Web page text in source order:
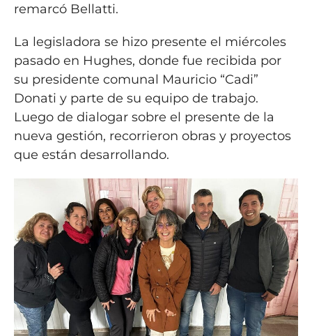
remarcó Bellatti.
La legisladora se hizo presente el miércoles
pasado en Hughes, donde fue recibida por
su presidente comunal Mauricio “Cadi”
Donati y parte de su equipo de trabajo.
Luego de dialogar sobre el presente de la
nueva gestión, recorrieron obras y proyectos
que están desarrollando.